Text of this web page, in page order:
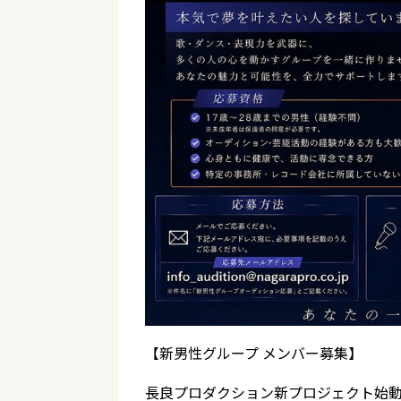
【新男性グループ メンバー募集】
長良プロダクション新プロジェクト始